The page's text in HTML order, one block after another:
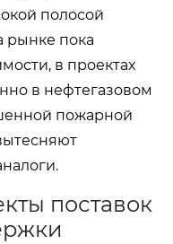
полосой
рынке пока
в проектах
в нефтегазовом
пожарной
поставок